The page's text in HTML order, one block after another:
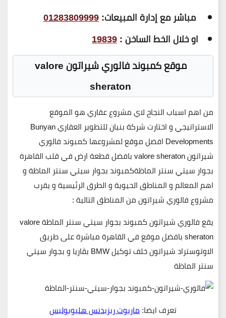
مباشر مع إدارة المبيعات:01283809999
او خلال الخط الساخن :19839
موقع كمبوند فالوري شيراتون valore
sheraton
من اهم اسباب النجاح لاي مشروع عقاري هو الموقع
الاستراتيجي و اختارت شركة بنيان للتطوير العقاري Bunyan
Developments افضل موقع لمشروعها كمبوند فالوري
شيراتون valore sheraton بافضل قطعة ارض في قلب القاهرة
بجوار سيتي سنتر الماظةكمبوند بجوار سيتي سنتر الماظة و
اهم المعالم و المناطق الحيوية و الطرق الرئيسية و يقرب
مشروع فالوري شيراتون من المناطق التالية :
يقع فالوري شيراتون كمبوند بجوار سيتي سنتر الماظة valore
sheraton بافضل موقع في القاهرة مباشرة على طريق
الاوتوستراد شيراتون خلف توكيل BMW بڤاريا و بجوار سيتي
سنتر الماظة
تعرف ايضا:ماريوت ريزيدنس هليوبوليس